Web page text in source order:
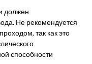
должен
Не рекомендуется
так как это
способности